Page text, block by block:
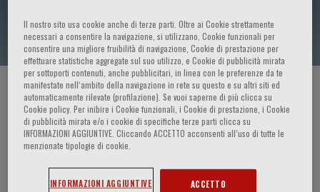
Chiara Miraglia
HOME PAGE / CORSI ED EVENTI / RELATORE
Chiara Miraglia
Il nostro sito usa cookie anche di terze parti. Oltre ai Cookie strettamente
necessari a consentire la navigazione, si utilizzano, Cookie funzionali per
consentire una migliore fruibilità di navigazione, Cookie di prestazione per
effettuare statistiche aggregate sul suo utilizzo, e Cookie di pubblicità mirata
per sottoporti contenuti, anche pubblicitari, in linea con le preferenze da te
manifestate nell‘ambito della navigazione in rete su questo e su altri siti ed
automaticamente rilevate (profilazione). Se vuoi saperne di più clicca su
Cookie policy. Per inibire i Cookie funzionali, i Cookie di prestazione, i Cookie
di pubblicità mirata e/o i cookie di specifiche terze parti clicca su
INFORMAZIONI AGGIUNTIVE. Cliccando ACCETTO acconsenti all’uso di tutte le
menzionate tipologie di cookie.
INFORMAZIONI AGGIUNTIVE ACCETTO